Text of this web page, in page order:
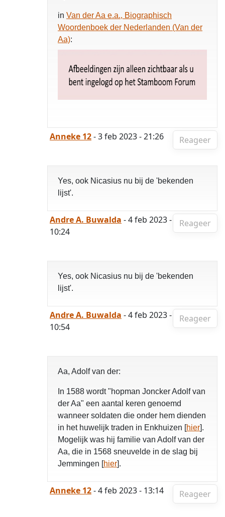
in Van der Aa e.a., Biographisch
Woordenboek der Nederlanden (Van der
Aa):
Reageer
Anneke 12- 3 feb 2023 - 21:26
Yes, ook Nicasius nu bij de 'bekenden
lijst'.
Reageer
Andre A. Buwalda - 4 feb 2023 -
10:24
Yes, ook Nicasius nu bij de 'bekenden
lijst'.
Reageer
Andre A. Buwalda - 4 feb 2023 -
10:54
Aa, Adolf van der:
In 1588 wordt "hopman Joncker Adolf van
der Aa" een aantal keren genoemd
wanneer soldaten die onder hem dienden
in het huwelijk traden in Enkhuizen [hier].
Mogelijk was hij familie van Adolf van der
Aa, die in 1568 sneuvelde in de slag bij
Jemmingen [hier].
Reageer
Anneke 12- 4 feb 2023 - 13:14